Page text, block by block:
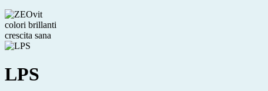
colori brillanti
crescita sana
LPS